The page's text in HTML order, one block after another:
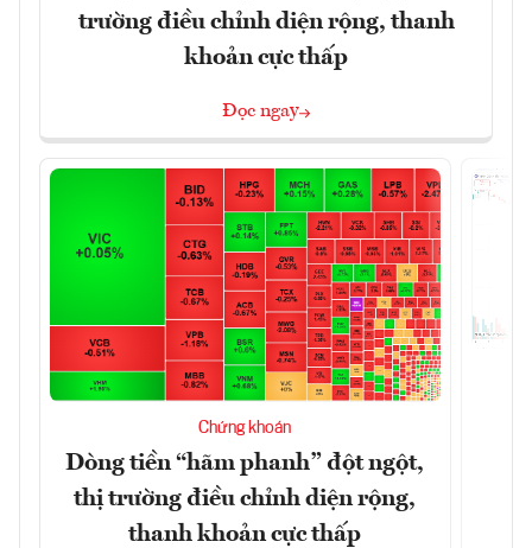
trường điều chỉnh diện rộng, thanh
khoản cực thấp
Đọc ngay
Chứng khoán
Dòng tiền “hãm phanh” đột ngột,
thị trường điều chỉnh diện rộng,
thanh khoản cực thấp